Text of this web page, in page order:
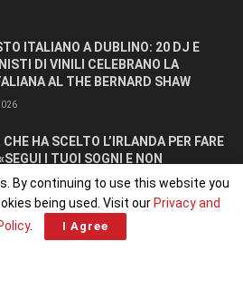
ITALIANO A DUBLINO: 20 DJ E
DI VINILI CELEBRANO LA
AL THE BERNARD SHAW
HA SCELTO L’IRLANDA PER FARE
I TUOI SOGNI E NON
SI CONOSCONO IN UN OSTELLO.
By continuing to use this website you
being used. Visit our Privacy and
. I Agree